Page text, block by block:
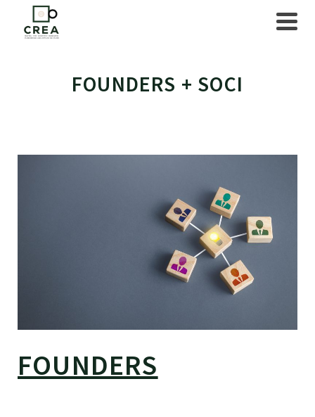
FOUNDERS + SOCI
FOUNDERS